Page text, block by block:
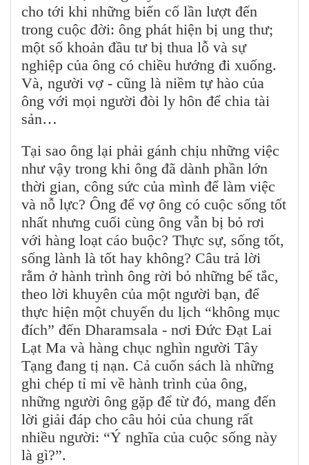
cho tới khi những biến cố lần lượt đến
trong cuộc đời: ông phát hiện bị ung thư;
một số khoản đầu tư bị thua lỗ và sự
nghiệp của ông có chiều hướng đi xuống.
Và, người vợ - cũng là niềm tự hào của
ông với mọi người đòi ly hôn để chia tài
sản…
Tại sao ông lại phải gánh chịu những việc
như vậy trong khi ông đã dành phần lớn
thời gian, công sức của mình để làm việc
và nỗ lực? Ông để vợ ông có cuộc sống tốt
nhất nhưng cuối cùng ông vẫn bị bỏ rơi
với hàng loạt cáo buộc? Thực sự, sống tốt,
sống lành là tốt hay không? Câu trả lời
rằm ở hành trình ông rời bỏ những bế tắc,
theo lời khuyên của một người bạn, để
thực hiện một chuyến du lịch “không mục
đích” đến Dharamsala - nơi Đức Đạt Lai
Lạt Ma và hàng chục nghìn người Tây
Tạng đang tị nạn. Cả cuốn sách là những
ghi chép tỉ mỉ về hành trình của ông,
những người ông gặp để từ đó, mang đến
lời giải đáp cho câu hỏi của chung rất
nhiều người: “Ý nghĩa của cuộc sống này
là gì?”.